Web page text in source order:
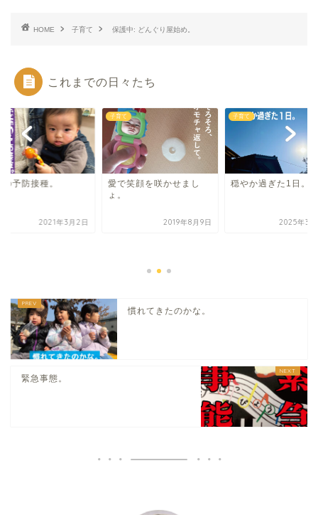
HOME 子育て 保護中: どんぐり屋始め。
これまでの日々たち
の予防接種。
2021年3月2日
子育て
愛で笑顔を咲かせまし
ょ。
2019年8月9日
子育て
穏やか過ぎた1日。
2025年3
慣れてきたのかな。
緊急事態。